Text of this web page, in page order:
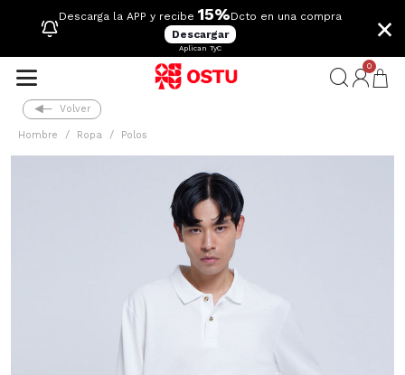
Descarga la APP y recibe 15%Dcto en una compra
Descargar
Aplican TyC
×
0
Volver
Hombre Ropa Polos